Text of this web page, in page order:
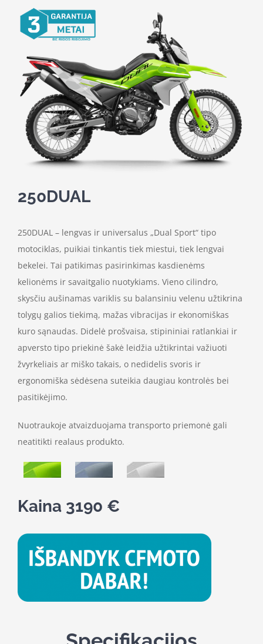
250DUAL
250DUAL – lengvas ir universalus „Dual Sport“ tipo
motociklas, puikiai tinkantis tiek miestui, tiek lengvai
bekelei. Tai patikimas pasirinkimas kasdienėms
kelionėms ir savaitgalio nuotykiams. Vieno cilindro,
skysčiu aušinamas variklis su balansiniu velenu užtikrina
tolygų galios tiekimą, mažas vibracijas ir ekonomiškas
kuro sąnaudas. Didelė prošvaisa, stipininiai ratlankiai ir
apversto tipo priekinė šakė leidžia užtikrintai važiuoti
žvyrkeliais ar miško takais, o nedidelis svoris ir
ergonomiška sėdėsena suteikia daugiau kontrolės bei
pasitikėjimo.
Nuotraukoje atvaizduojama transporto priemonė gali
neatitikti realaus produkto.
Kaina 3190 €